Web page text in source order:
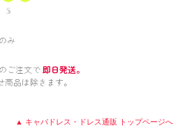
5
み
ご注文で 即日発送。
品は除きます。
▲ キャバドレス・ドレス通販 トップページへ